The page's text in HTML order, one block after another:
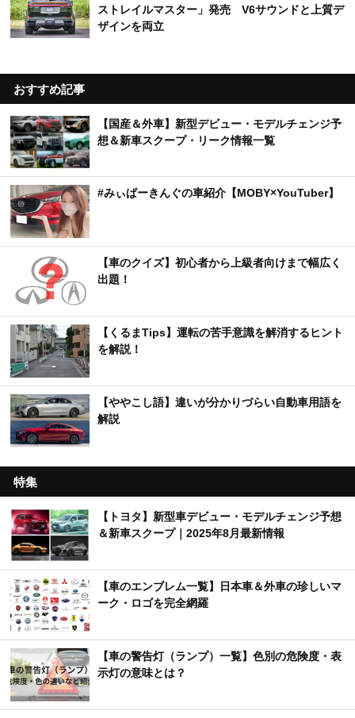
ストレイルマスター」発売 V6サウンドと上質デ
ザインを両立
おすすめ記事
【国産＆外車】新型デビュー・モデルチェンジ予
想＆新車スクープ・リーク情報一覧
#みぃぱーきんぐの車紹介【MOBY×YouTuber】
【車のクイズ】初心者から上級者向けまで幅広く
出題！
【くるまTips】運転の苦手意識を解消するヒント
を解説！
【ややこし語】違いが分かりづらい自動車用語を
解説
特集
【トヨタ】新型車デビュー・モデルチェンジ予想
＆新車スクープ｜2025年8月最新情報
【車のエンブレム一覧】日本車＆外車の珍しいマ
ーク・ロゴを完全網羅
【車の警告灯（ランプ）一覧】色別の危険度・表
示灯の意味とは？